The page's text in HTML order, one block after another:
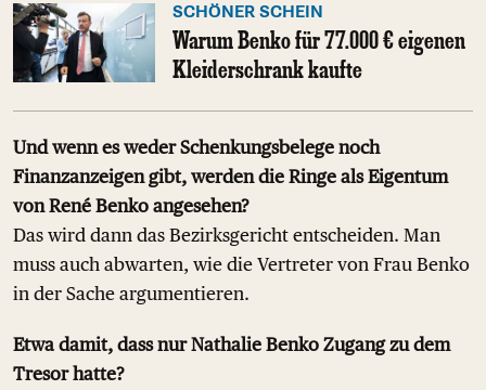
SCHÖNER SCHEIN
Warum Benko für 77.000 € eigenen
Kleiderschrank kaufte
Und wenn es weder Schenkungsbelege noch
Finanzanzeigen gibt, werden die Ringe als Eigentum
von René Benko angesehen?
Das wird dann das Bezirksgericht entscheiden. Man
muss auch abwarten, wie die Vertreter von Frau Benko
in der Sache argumentieren.
Etwa damit, dass nur Nathalie Benko Zugang zu dem
Tresor hatte?